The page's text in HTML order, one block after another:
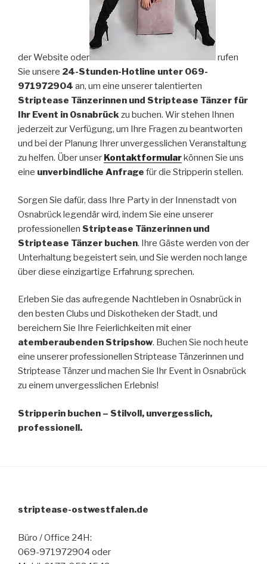
der Website oder
rufen
Sie unsere 24-Stunden-Hotline unter 069-
971972904 an, um eine unserer talentierten
Striptease Tänzerinnen und Striptease Tänzer für
Ihr Event in Osnabrückzu buchen. Wir stehen Ihnen
jederzeit zur Verfügung, um Ihre Fragen zu beantworten
und bei der Planung Ihrer unvergesslichen Veranstaltung
zu helfen. Über unser Kontaktformular können Sie uns
eine unverbindliche Anfrage für die Stripperin stellen.
Sorgen Sie dafür, dass Ihre Party in der Innenstadt von
Osnabrück legendär wird, indem Sie eine unserer
professionellen Striptease Tänzerinnen und
Striptease Tänzer buchen. Ihre Gäste werden von der
Unterhaltung begeistert sein, und Sie werden noch lange
über diese einzigartige Erfahrung sprechen.
Erleben Sie das aufregende Nachtleben in Osnabrück in
den besten Clubs und Diskotheken der Stadt, und
bereichern Sie Ihre Feierlichkeiten mit einer
atemberaubenden Stripshow. Buchen Sie noch heute
eine unserer professionellen Striptease Tänzerinnen und
Striptease Tänzer und machen Sie Ihr Event in Osnabrück
zu einem unvergesslichen Erlebnis!
Stripperin buchen – Stilvoll, unvergesslich,
professionell.
striptease-ostwestfalen.de
Büro / Office 24H:
069-971972904 oder